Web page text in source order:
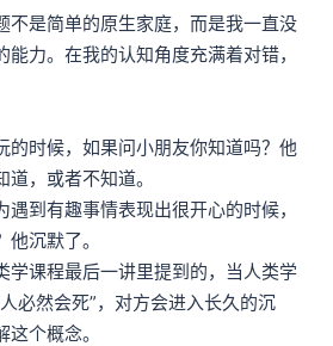
不是简单的原生家庭，而是我一直没
能力。在我的认知角度充满着对错，
的时候，如果问小朋友你知道吗？他
，或者不知道。
遇到有趣事情表现出很开心的时候，
沉默了。
学课程最后一讲里提到的，当人类学
必然会死”，对方会进入长久的沉
个概念。